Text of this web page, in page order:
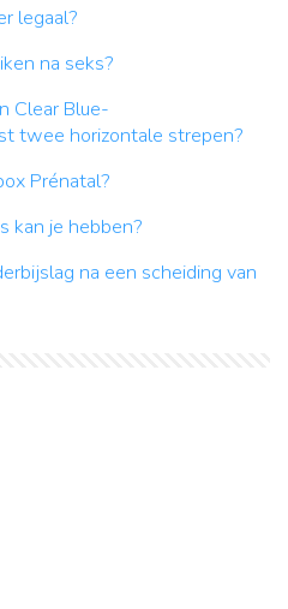
legaal?
na seks?
Clear Blue-
twee horizontale strepen?
Prénatal?
kan je hebben?
na een scheiding van